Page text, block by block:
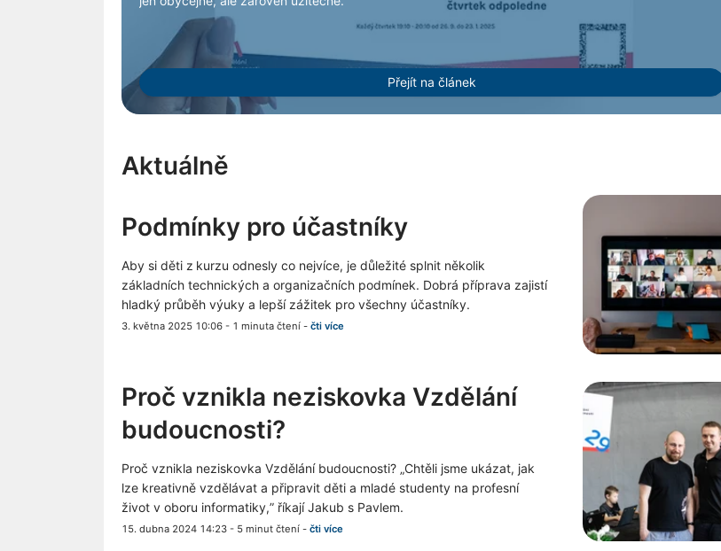
Přejít na článek
Aktuálně
Podmínky pro účastníky
Aby si děti z kurzu odnesly co nejvíce, je důležité splnit několik
základních technických a organizačních podmínek. Dobrá příprava zajistí
hladký průběh výuky a lepší zážitek pro všechny účastníky.
3. května 2025 10:06 - 1 minuta čtení - čti více
Proč vznikla neziskovka Vzdělání
budoucnosti?
Proč vznikla neziskovka Vzdělání budoucnosti? „Chtěli jsme ukázat, jak
lze kreativně vzdělávat a připravit děti a mladé studenty na profesní
život v oboru informatiky,” říkají Jakub s Pavlem.
15. dubna 2024 14:23 - 5 minut čtení - čti více